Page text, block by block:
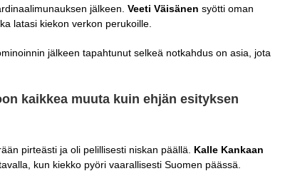
jälkeen. Veeti Väisänen syötti oman
latasi kiekon verkon perukoille.
jälkeen tapahtunut selkeä notkahdus on asia, jota
kaikkea muuta kuin ehjän esityksen
pirteästi ja oli pelillisesti niskan päällä. Kalle Kankaan
kun kiekko pyöri vaarallisesti Suomen päässä.